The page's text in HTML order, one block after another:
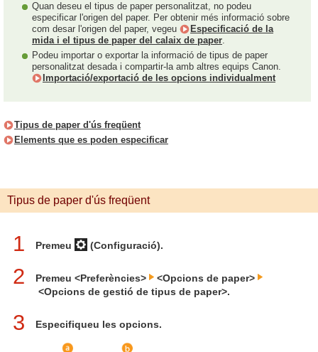
Quan deseu el tipus de paper personalitzat, no podeu
especificar l'origen del paper. Per obtenir més informació sobre
com desar l'origen del paper, vegeu
Especificació de la
mida i el tipus de paper del calaix de paper.
Podeu importar o exportar la informació de tipus de paper
personalitzat desada i compartir-la amb altres equips Canon.
Importació/exportació de les opcions individualment
Tipus de paper d'ús freqüent
Elements que es poden especificar
Tipus de paper d'ús freqüent
1 Premeu (Configuració).
2 Premeu <Preferències>
<Opcions de paper>
<Opcions de gestió de tipus de paper>.
3 Especifiqueu les opcions.